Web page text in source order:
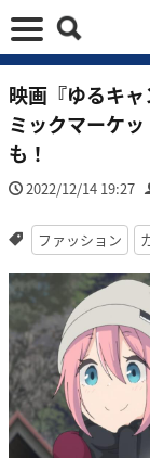
映画『ゆるキ
ミックマーケ
も！
2022/12/14 19:27
ファッション